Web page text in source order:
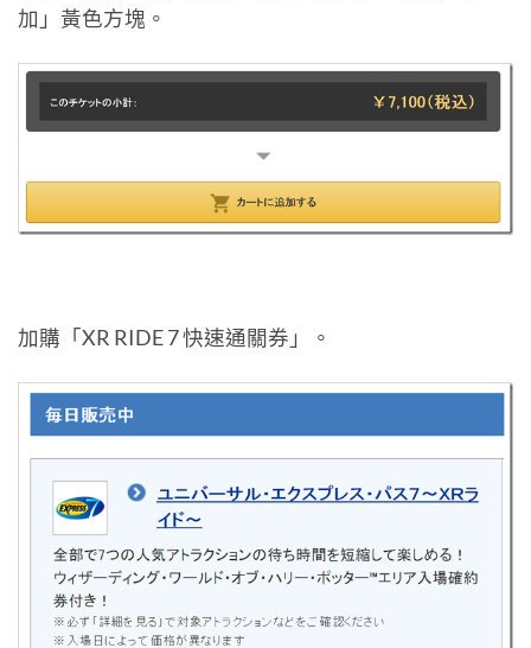
加」黃色方塊。
加購「XR RIDE 7 快速通關券」。